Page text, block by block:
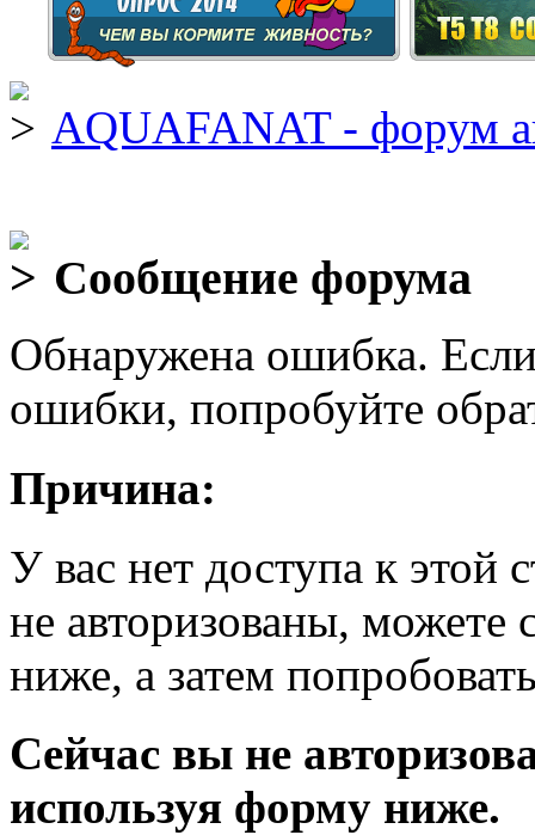
AQUAFANAT - форум
Сообщение форума
Обнаружена ошибка.
ошибки, попробуйте
Причина:
У вас нет доступа к
не авторизованы, можете
ниже, а затем
Сейчас вы не
используя форму ниже.